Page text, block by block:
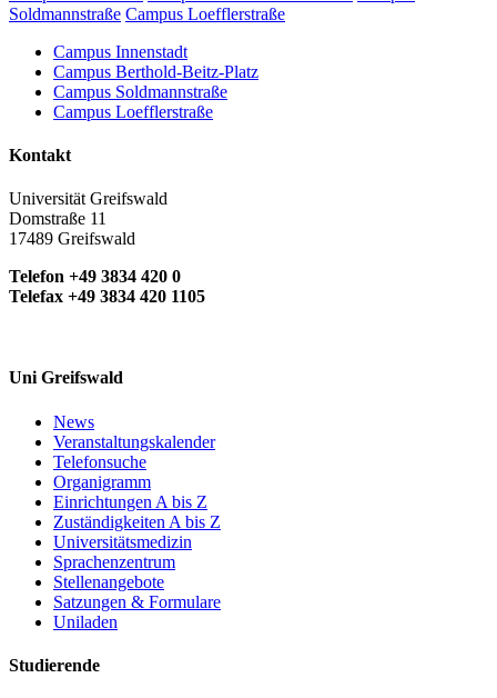
Soldmannstraße Campus Loefflerstraße
Campus Innenstadt
Campus Berthold-Beitz-Platz
Campus Soldmannstraße
Campus Loefflerstraße
Kontakt
Universität Greifswald
Domstraße 11
17489 Greifswald
Telefon +49 3834 420 0
Telefax +49 3834 420 1105
Uni Greifswald
News
Veranstaltungskalender
Telefonsuche
Organigramm
Einrichtungen A bis Z
Zuständigkeiten A bis Z
Universitätsmedizin
Sprachenzentrum
Stellenangebote
Satzungen & Formulare
Uniladen
Studierende